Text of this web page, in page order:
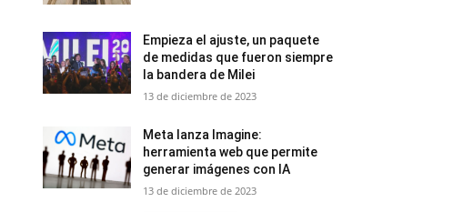
Empieza el ajuste, un paquete
de medidas que fueron siempre
la bandera de Milei
13 de diciembre de 2023
Meta lanza Imagine:
herramienta web que permite
generar imágenes con IA
13 de diciembre de 2023